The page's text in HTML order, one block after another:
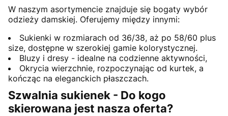
W naszym asortymencie znajduje się bogaty wybór
odzieży damskiej. Oferujemy między innymi:
Sukienki w rozmiarach od 36/38, aż po 58/60 plus
size, dostępne w szerokiej gamie kolorystycznej.
Bluzy i dresy - idealne na codzienne aktywności,
Okrycia wierzchnie, rozpoczynając od kurtek, a
kończąc na eleganckich płaszczach.
Szwalnia sukienek - Do kogo
skierowana jest nasza oferta?